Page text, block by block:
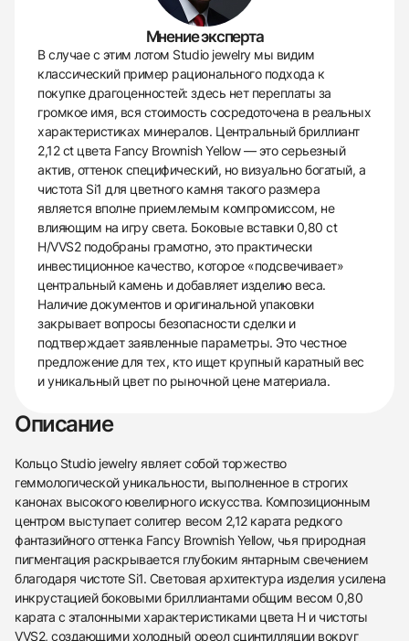
Мнение эксперта
В случае с этим лотом Studio jewelry мы видим
классический пример рационального подхода к
покупке драгоценностей: здесь нет переплаты за
громкое имя, вся стоимость сосредоточена в реальных
характеристиках минералов. Центральный бриллиант
2,12 ct цвета Fancy Brownish Yellow — это серьезный
актив, оттенок специфический, но визуально богатый, а
чистота Si1 для цветного камня такого размера
является вполне приемлемым компромиссом, не
влияющим на игру света. Боковые вставки 0,80 ct
H/VVS2 подобраны грамотно, это практически
инвестиционное качество, которое «подсвечивает»
центральный камень и добавляет изделию веса.
Наличие документов и оригинальной упаковки
закрывает вопросы безопасности сделки и
подтверждает заявленные параметры. Это честное
предложение для тех, кто ищет крупный каратный вес
и уникальный цвет по рыночной цене материала.
Описание
Кольцо Studio jewelry являет собой торжество
геммологической уникальности, выполненное в строгих
канонах высокого ювелирного искусства. Композиционным
центром выступает солитер весом 2,12 карата редкого
фантазийного оттенка Fancy Brownish Yellow, чья природная
пигментация раскрывается глубоким янтарным свечением
благодаря чистоте Si1. Световая архитектура изделия усилена
инкрустацией боковыми бриллиантами общим весом 0,80
карата с эталонными характеристиками цвета H и чистоты
VVS2, создающими холодный ореол сцинтилляции вокруг